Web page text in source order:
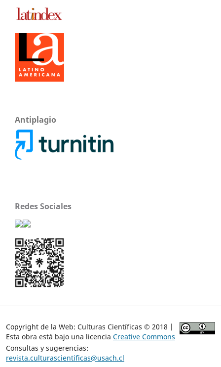
Antiplagio
Redes Sociales
Copyright de la Web: Culturas Científicas © 2018 |
Esta obra está bajo una licencia Creative Commons
Consultas y sugerencias:
revista.culturascientificas@usach.cl